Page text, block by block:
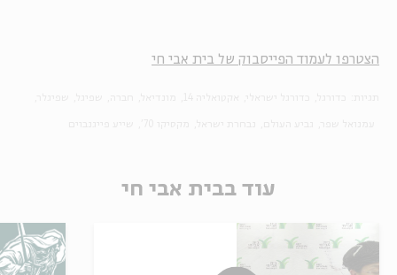
הצטרפו לעמוד הפייסבוק של בית אבי חי
עוד בבית אבי חי